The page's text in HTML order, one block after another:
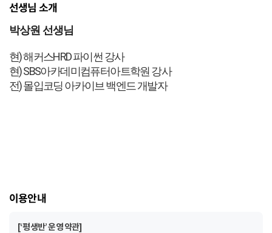
선생님 소개
박상원 선생님
현) 해커스HRD 파이썬 강사
현) SBS아카데미컴퓨터아트학원 강사
전) 몰입코딩 아카이브 백엔드 개발자
이용안내
[‘평생반’ 운영 약관]